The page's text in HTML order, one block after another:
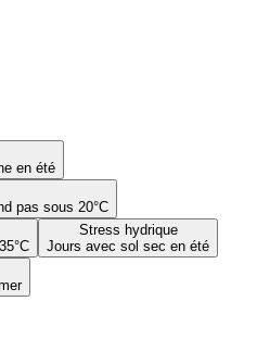
en été
pas sous 20°C
Stress hydrique
Jours avec sol sec en été